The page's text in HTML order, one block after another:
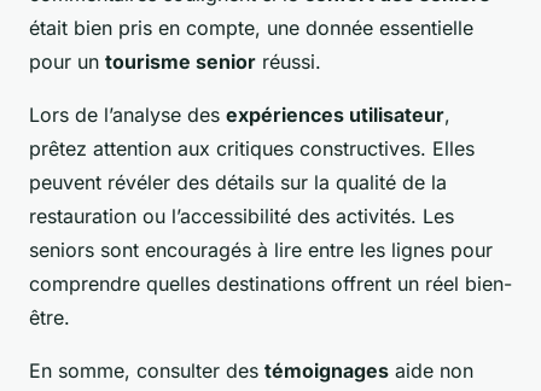
était bien pris en compte, une donnée essentielle
pour un tourisme senior réussi.
Lors de l’analyse des expériences utilisateur,
prêtez attention aux critiques constructives. Elles
peuvent révéler des détails sur la qualité de la
restauration ou l’accessibilité des activités. Les
seniors sont encouragés à lire entre les lignes pour
comprendre quelles destinations offrent un réel bien-
être.
En somme, consulter des témoignages aide non